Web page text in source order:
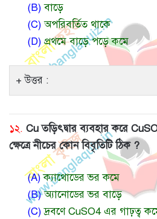
(B)বাড়ে
(C)অপরিবর্তিত থাকে
(D) প্রথমে বাড়ে পড়ে কমে
উত্তর :
১২. Cu তড়িৎদ্বার ব্যবহার করে
ক্ষেত্রে নীচের কোন বিবৃতিটি ঠিক ?
(A)ক্যাথোডের ভর কমে
(B)অ্যানোডের ভর বাড়ে
(C)দ্রবণে CuSO4 এর গাঢ়ত্ব